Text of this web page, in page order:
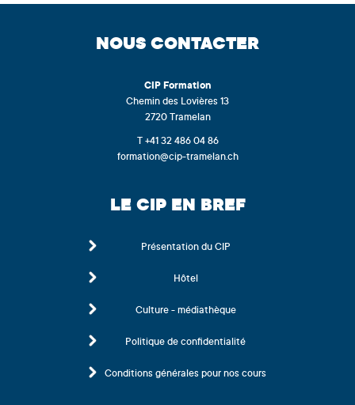
NOUS CONTACTER
CIP Formation
Chemin des Lovières 13
2720 Tramelan
T +41 32 486 04 86
formation@cip-tramelan.ch
LE CIP EN BREF
Présentation du CIP
Hôtel
Culture - médiathèque
Politique de confidentialité
Conditions générales pour nos cours